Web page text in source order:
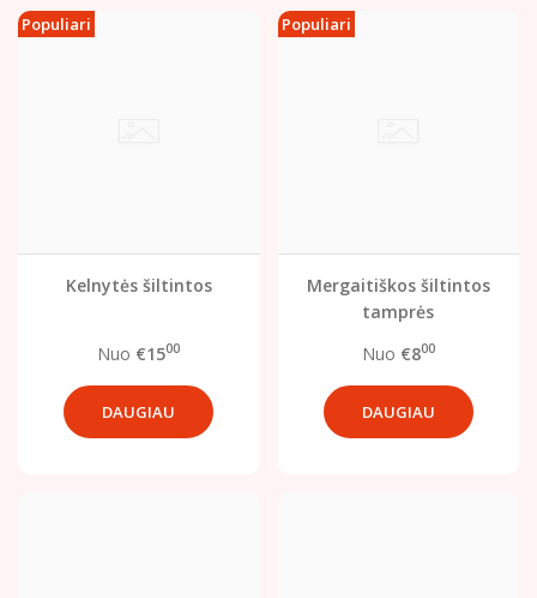
Populiari
Kelnytės šiltintos
Nuo €1500
DAUGIAU
Populiari
Mergaitiškos šiltintos
tamprės
Nuo €800
DAUGIAU